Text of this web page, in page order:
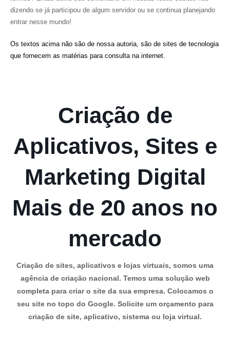
dizendo se já participou de algum servidor ou se continua planejando
entrar nesse mundo!
Os textos acima não são de nossa autoria, são de sites de tecnologia
que fornecem as matérias para consulta na internet.
Criação de
Aplicativos, Sites e
Marketing Digital
Mais de 20 anos no
mercado
Criação de sites, aplicativos e lojas virtuais, somos uma
agência de criação nacional. Temos uma solução web
completa para criar o site da sua empresa. Colocamos o
seu site no topo do Google. Solicite um orçamento para
criação de site, aplicativo, sistema ou loja virtual.